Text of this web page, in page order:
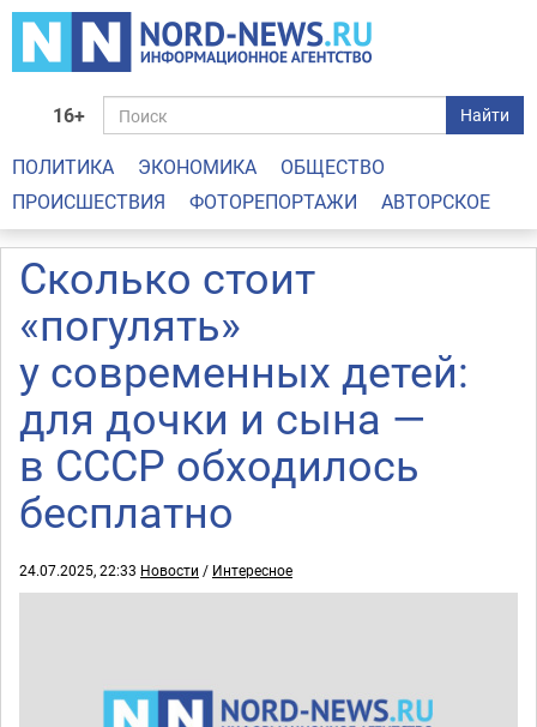
16+ Найти
ПОЛИТИКА ЭКОНОМИКА
ОБЩЕСТВО
ПРОИСШЕСТВИЯ
ФОТОРЕПОРТАЖИ АВТОРСКОЕ
Сколько стоит
«погулять»
у современных детей:
для дочки и сына —
в СССР обходилось
бесплатно
24.07.2025, 22:33 Новости / Интересное